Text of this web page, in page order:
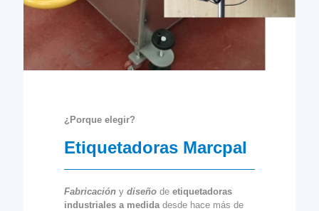
¿Porque elegir?
Etiquetadoras Marcpal
Fabricaciónydiseñodeetiquetadoras
industriales a medida desde hace más de